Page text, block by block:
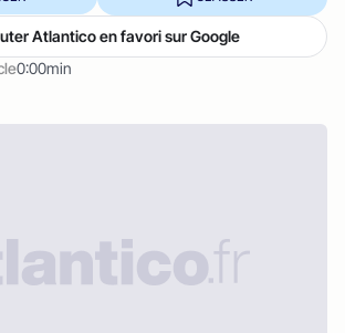
0:00min
Atlantico en favori sur Google